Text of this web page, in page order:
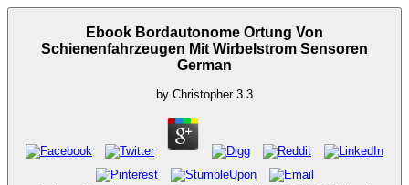
Ebook Bordautonome Ortung Von
Schienenfahrzeugen Mit Wirbelstrom Sensoren
German
by Christopher 3.3